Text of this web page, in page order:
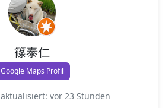
篠泰仁
Google Maps Profil
vor 23 Stunden